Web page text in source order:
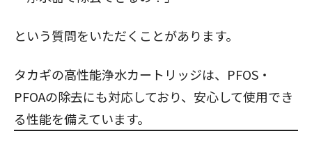
という質問をいただくことがあります。
タカギの高性能浄水カートリッジは、PFOS・
PFOAの除去にも対応しており、安心して使用でき
る性能を備えています。